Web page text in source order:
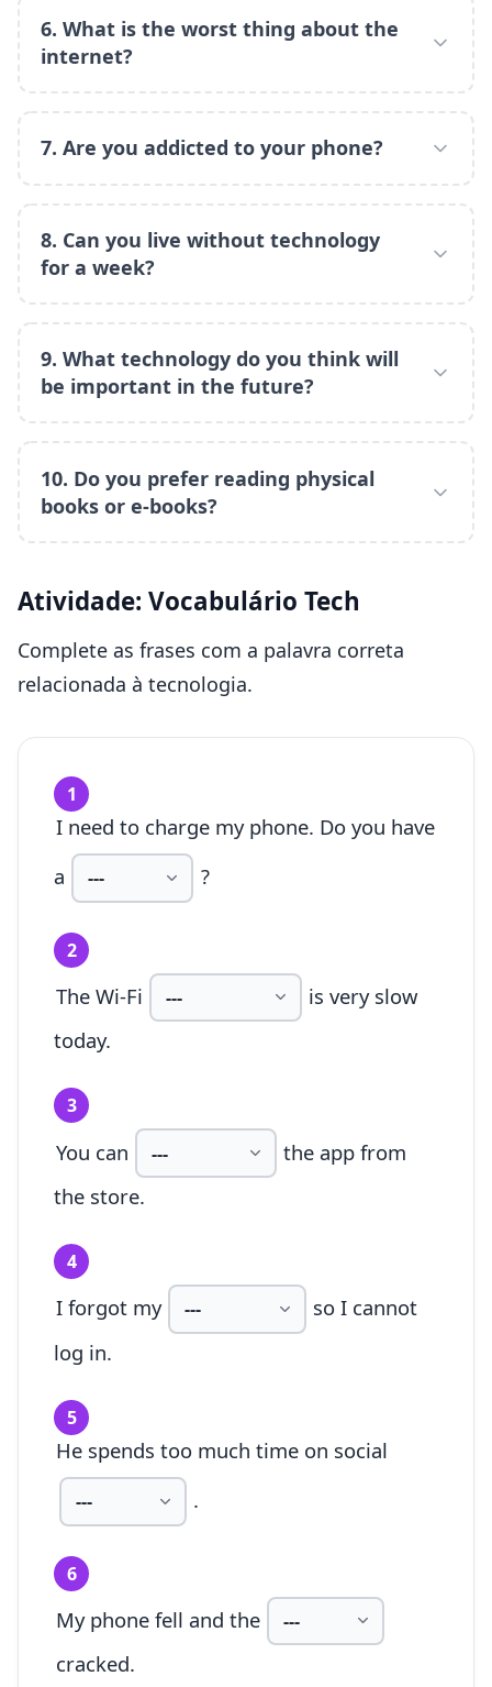
6. What is the worst thing about the
internet?
7. Are you addicted to your phone?
8. Can you live without technology
for a week?
9. What technology do you think will
be important in the future?
10. Do you prefer reading physical
books or e-books?
Atividade: Vocabulário Tech
Complete as frases com a palavra correta
relacionada à tecnologia.
1
I need to charge my phone. Do you have
a
?
2
The Wi-Fi
is very slow
today.
3
You can
the app from
the store.
4
I forgot my
so I cannot
log in.
5
He spends too much time on social
.
6
My phone fell and the
cracked.